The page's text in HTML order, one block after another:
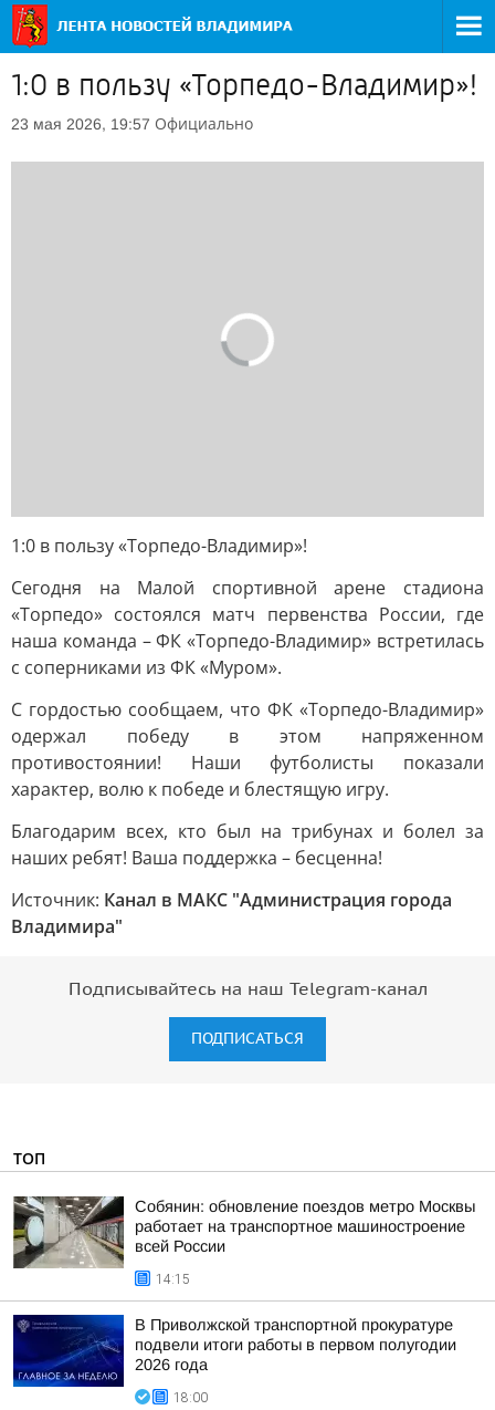
1:0 в пользу «Торпедо-Владимир»!
23 мая 2026, 19:57 Официально
1:0 в пользу «Торпедо-Владимир»!
Сегодня на Малой спортивной арене стадиона
«Торпедо» состоялся матч первенства России, где
наша команда – ФК «Торпедо-Владимир» встретилась
с соперниками из ФК «Муром».
С гордостью сообщаем, что ФК «Торпедо-Владимир»
одержал победу в этом напряженном
противостоянии! Наши футболисты показали
характер, волю к победе и блестящую игру.
Благодарим всех, кто был на трибунах и болел за
наших ребят! Ваша поддержка – бесценна!
Источник: Канал в МАКС "Администрация города
Владимира"
Подписывайтесь на наш Telegram-канал
ПОДПИСАТЬСЯ
ТОП
Собянин: обновление поездов метро Москвы
работает на транспортное машиностроение
всей России
14:15
В Приволжской транспортной прокуратуре
подвели итоги работы в первом полугодии
2026 года
18:00